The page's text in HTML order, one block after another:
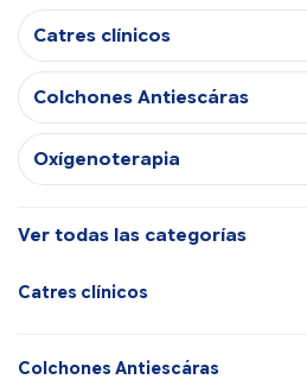
Catres clínicos
Colchones Antiescáras
Oxígenoterapia
Ver todas las categorías
Catres clínicos
Colchones Antiescáras